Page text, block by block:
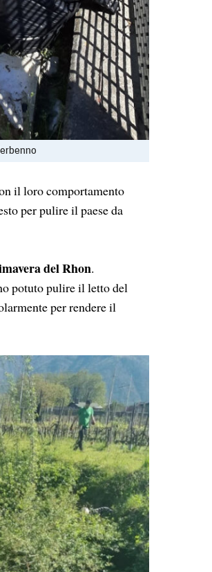
il loro comportamento
per pulire il paese da
del Rhon.
potuto pulire il letto del
per rendere il